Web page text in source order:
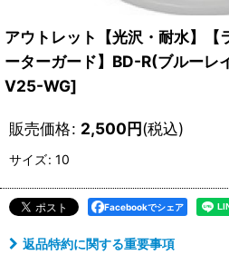
アウトレット【光沢・耐水】【
ーターガード】BD-R(ブルー
V25-WG]
販売価格: 2,500円(税込)
サイズ: 10
Facebookでシェア
返品特約に関する重要事項